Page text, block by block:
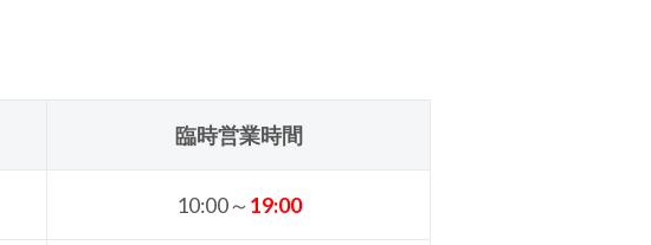
臨時営業時間
10:00～ 19:00